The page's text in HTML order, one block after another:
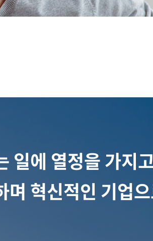
일에 열정을 가지
며 혁신적인 기업